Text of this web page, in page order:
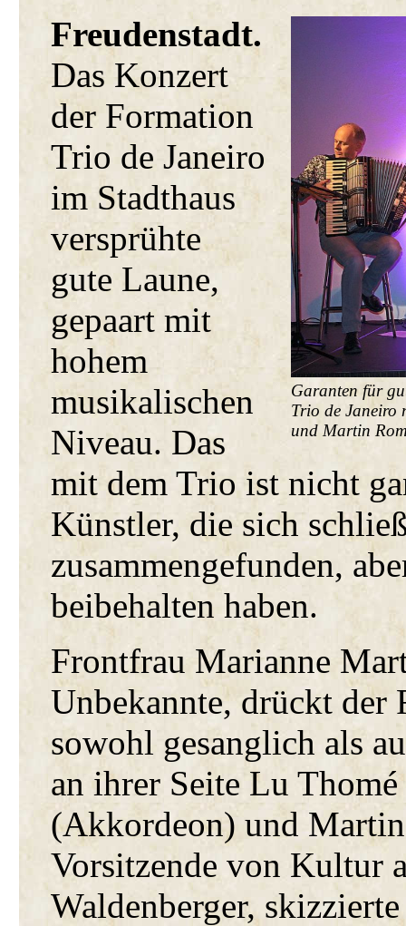
Garanten für
Trio de Janeiro
und Martin
Freudenstadt.
Das Konzert
der Formation
Trio de Janeiro
im Stadthaus
versprühte
gute Laune,
gepaart mit
hohem
musikalischen
Niveau. Das
mit dem Trio ist nicht
Künstler, die sich
zusammengefunden,
beibehalten haben.
Frontfrau Marianne
Unbekannte, drückt der
sowohl gesanglich als
an ihrer Seite Lu
(Akkordeon) und
Vorsitzende von Kultur
Waldenberger,